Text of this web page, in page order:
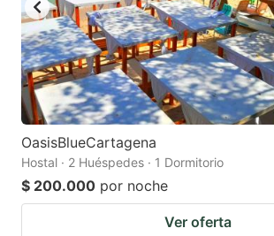
OasisBlueCartagena
Hostal · 2 Huéspedes · 1 Dormitorio
$ 200.000 por noche
Ver oferta